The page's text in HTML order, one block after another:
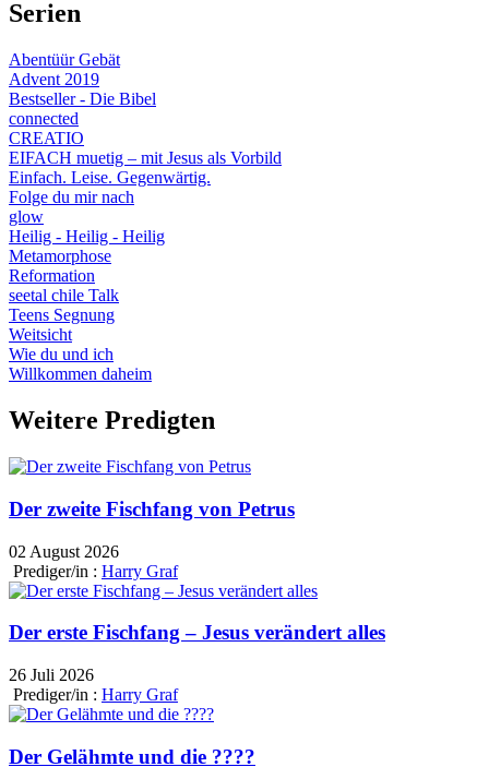
Serien
Abentüür Gebät
Advent 2019
Bestseller - Die Bibel
connected
CREATIO
EIFACH muetig – mit Jesus als Vorbild
Einfach. Leise. Gegenwärtig.
Folge du mir nach
glow
Heilig - Heilig - Heilig
Metamorphose
Reformation
seetal chile Talk
Teens Segnung
Weitsicht
Wie du und ich
Willkommen daheim
Weitere Predigten
Der zweite Fischfang von Petrus
02 August 2026
Prediger/in : Harry Graf
Der erste Fischfang – Jesus verändert alles
26 Juli 2026
Prediger/in : Harry Graf
Der Gelähmte und die ????